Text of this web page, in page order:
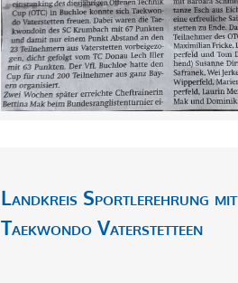
Landkreis Sportlerehrung mit
Taekwondo Vaterstetteen